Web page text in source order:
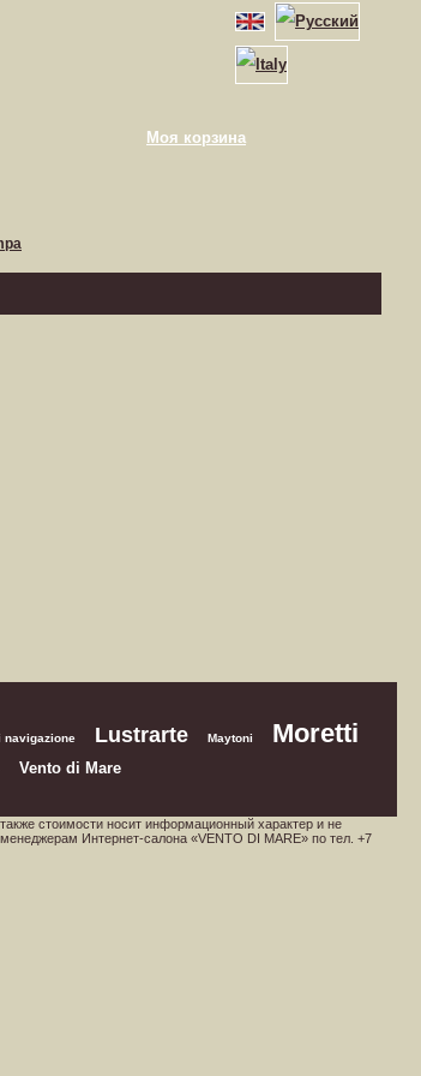
Моя корзина
navigazione Lustrarte Maytoni
Moretti
Vento di Mare
стоимости носит информационный характер и не
Интернет-салона «VENTO DI MARE» по тел. +7